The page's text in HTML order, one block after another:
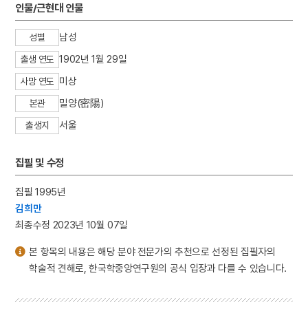
인물/근현대 인물
성별 남성
출생 연도 1902년 1월 29일
사망 연도 미상
본관 밀양(密陽)
출생지 서울
집필 및 수정
집필 1995년
김희만
최종수정 2023년 10월 07일
본 항목의 내용은 해당 분야 전문가의 추천으로 선정된 집필자의
학술적 견해로, 한국학중앙연구원의 공식 입장과 다를 수 있습니다.